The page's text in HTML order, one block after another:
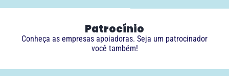
Patrocínio
Conheça as empresas apoiadoras. Seja um patrocinador
você também!